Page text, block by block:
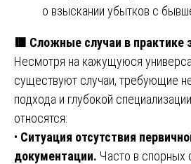
о взыскании убытков с
🟥 Сложные случаи в практике
Несмотря на кажущуюся
существуют случаи, требующие
подхода и глубокой
относятся:
• Ситуация отсутствия
документации. Часто в спорных